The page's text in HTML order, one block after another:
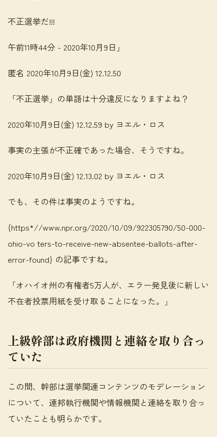
不正選挙だ!!!
午前11時44分 - 2020年10月9日」
匿名 2020年10月9日(金) 12.12.50
「不正選挙」の単語は十分違反になりますよね？
2020年10月9日(金) 12.12.59 by ヨエル・ロス
事実の主張が不正確であった場合、そうですね。
2020年10月9日(金) 12.13.02 by ヨエル・ロス
でも、その件は事実のようですね。
{https*//www.npr.org/2020/10/09/922305790/50-000-
ohio-vo ters-to-receive-new-absentee-ballots-after-
error-found} の記事ですね。
「オハイオ州の有権者5万人が、エラー発見後に新しい
不在者投票用紙を受け取ることになった。」
上級幹部は政府機関と連絡を取り合っ
ていた
この間、幹部は選挙関連コンテンツのモデレーション
について、連邦執行機関や情報機関と連絡を取り合っ
ていたことも明らかです。